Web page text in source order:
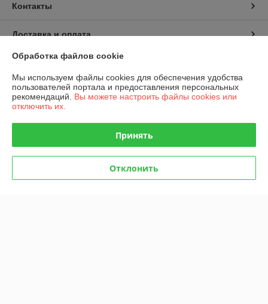
Контакты
Доставка и оплата
График работы
Полная версия сайта
Сайт создан на платформе Deal.by
Обработка файлов cookie
Мы используем файлы cookies для обеспечения удобства
пользователей портала и предоставления персональных
рекомендаций. Вы можете настроить файлы cookies или
отключить их.
Принять
Отклонить